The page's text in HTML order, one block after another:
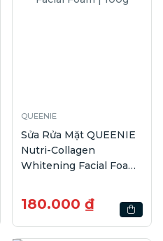
QUEENIE
Sửa Rửa Mặt QUEENIE
Nutri-Collagen
Whitening Facial Foam
180.000 ₫